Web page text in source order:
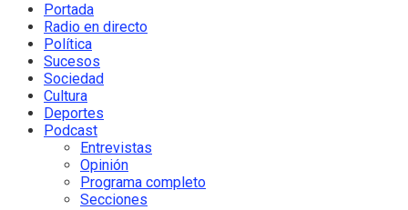
Portada
Radio en directo
Política
Sucesos
Sociedad
Cultura
Deportes
Podcast
Entrevistas
Opinión
Programa completo
Secciones